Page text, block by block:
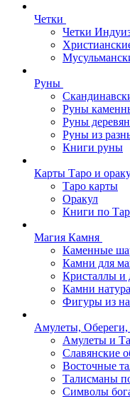
Четки
Четки
Руны
Руны
Руны
Руны из
Книги руны
Карты Таро и
Таро карты
Оракул
Книги по
Магия Камня
Каменные
Камни для
Кристаллы и
Камни
Фигуры из
Амулеты,
Амулеты и
Славянские
Восточные
Талисманы
Символы